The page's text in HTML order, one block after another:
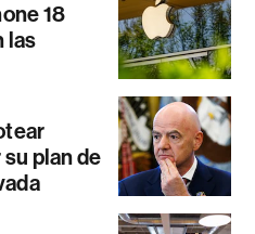
18
las
plan de